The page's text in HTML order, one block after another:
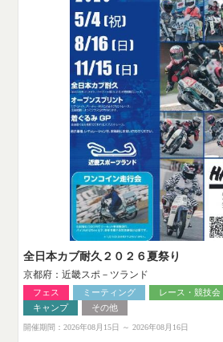
全日本カブ耐久２０２６夏祭り
京都府：近畿スポ－ツランド
フェス ミーティング レース・競技会
キャンプ
その他
開催期間：2026年08月15日 ～ 2026年08月16日